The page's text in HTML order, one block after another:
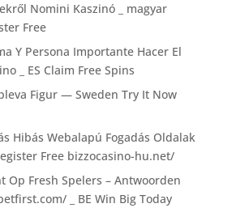
Nomini Kaszinó _ magyar
Free
Y Persona Importante Hacer El
_ ES Claim Free Spins
Figur — Sweden Try It Now
Hibás Webalapú Fogadás Oldalak
Free bizzocasino-hu.net/
Op Fresh Spelers – Antwoorden
_ BE Win Big Today